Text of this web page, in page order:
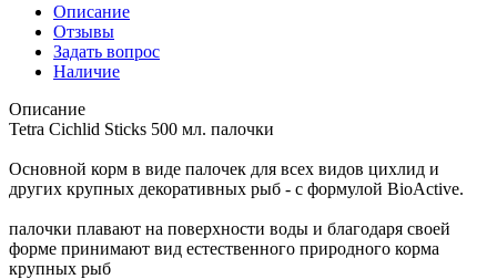
Описание
Отзывы
Задать вопрос
Наличие
Описание
Tetra Cichlid Sticks 500 мл. палочки
Основной корм в виде палочек для всех видов цихлид и
других крупных декоративных рыб - с формулой BioActive.
палочки плавают на поверхности воды и благодаря своей
форме принимают вид естественного природного корма
крупных рыб